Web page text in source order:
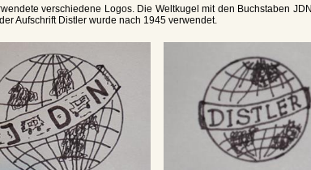
verschiedene Logos. Die Weltkugel mit den Buchstaben
Aufschrift Distler wurde nach 1945 verwendet.